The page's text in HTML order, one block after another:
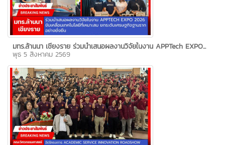
มทร.ล้านนา เชียงราย ร่วมนำเสนอผลงานวิจัยในงาน APPTech EXPO...
พุธ 5 สิงหาคม 2569